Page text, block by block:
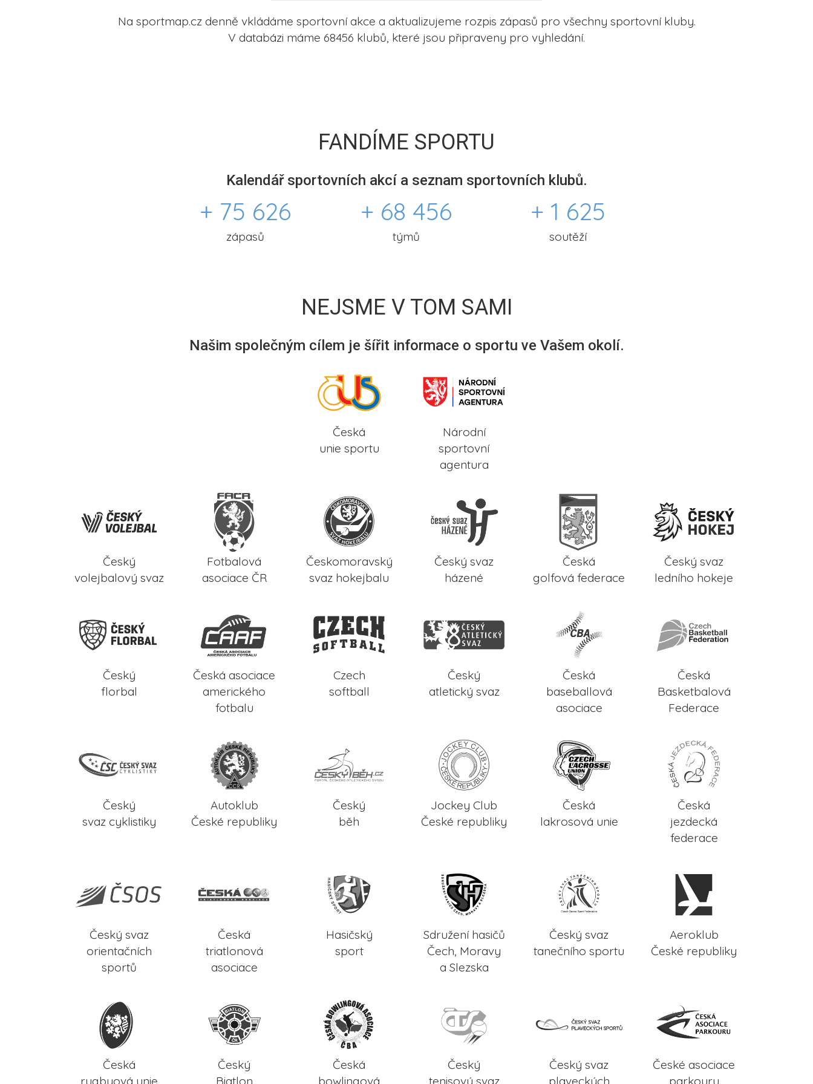
Na sportmap.cz denně vkládáme sportovní akce a aktualizujeme rozpis zápasů pro všechny sportovní kluby.
V databázi máme 68456 klubů, které jsou připraveny pro vyhledání.
FANDÍME SPORTU
Kalendář sportovních akcí a seznam sportovních klubů.
+ 75 626
zápasů
+ 68 456
týmů
+ 1 625
soutěží
NEJSME V TOM SAMI
Našim společným cílem je šířit informace o sportu ve Vašem okolí.
Česká
unie sportu
Národní
sportovní
agentura
Český
volejbalový svaz
Fotbalová
asociace ČR
Českomoravský
svaz hokejbalu
Český svaz
házené
Česká
golfová federace
Český svaz
ledního hokeje
Český
florbal
Česká asociace
amerického
fotbalu
Czech
softball
Český
atletický svaz
Česká
baseballová
asociace
Česká
Basketbalová
Federace
Český
svaz cyklistiky
Autoklub
České republiky
Český
běh
Jockey Club
České republiky
Česká
lakrosová unie
Česká
jezdecká
federace
Český svaz
orientačních
sportů
Česká
triatlonová
asociace
Hasičský
sport
Sdružení hasičů
Čech, Moravy
a Slezska
Český svaz
tanečního sportu
Aeroklub
České republiky
Česká
rugbyová unie
Český
Biatlon
Česká
bowlingová
Český
tenisový svaz
Český svaz
plaveckých
České asociace
parkouru